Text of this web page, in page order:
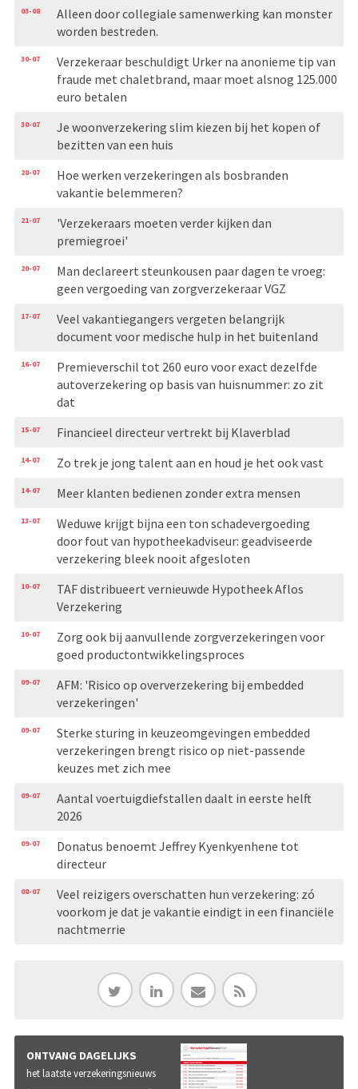
03-08
Alleen door collegiale samenwerking kan monster
worden bestreden.
30-07
Verzekeraar beschuldigt Urker na anonieme tip van
fraude met chaletbrand, maar moet alsnog 125.000
euro betalen
30-07
Je woonverzekering slim kiezen bij het kopen of
bezitten van een huis
28-07
Hoe werken verzekeringen als bosbranden
vakantie belemmeren?
21-07
'Verzekeraars moeten verder kijken dan
premiegroei'
20-07
Man declareert steunkousen paar dagen te vroeg:
geen vergoeding van zorgverzekeraar VGZ
17-07
Veel vakantiegangers vergeten belangrijk
document voor medische hulp in het buitenland
16-07
Premieverschil tot 260 euro voor exact dezelfde
autoverzekering op basis van huisnummer: zo zit
dat
15-07 Financieel directeur vertrekt bij Klaverblad
14-07 Zo trek je jong talent aan en houd je het ook vast
14-07 Meer klanten bedienen zonder extra mensen
13-07
Weduwe krijgt bijna een ton schadevergoeding
door fout van hypotheekadviseur: geadviseerde
verzekering bleek nooit afgesloten
10-07
TAF distribueert vernieuwde Hypotheek Aflos
Verzekering
10-07
Zorg ook bij aanvullende zorgverzekeringen voor
goed productontwikkelingsproces
09-07
AFM: 'Risico op oververzekering bij embedded
verzekeringen'
09-07
Sterke sturing in keuzeomgevingen embedded
verzekeringen brengt risico op niet-passende
keuzes met zich mee
09-07
Aantal voertuigdiefstallen daalt in eerste helft
2026
09-07
Donatus benoemt Jeffrey Kyenkyenhene tot
directeur
08-07
Veel reizigers overschatten hun verzekering: zó
voorkom je dat je vakantie eindigt in een financiële
nachtmerrie
ONTVANG DAGELIJKS
het laatste verzekeringsnieuws